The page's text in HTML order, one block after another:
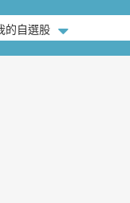
的自選股